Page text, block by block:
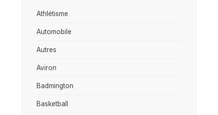
Athlétisme
Automobile
Autres
Aviron
Badmington
Basketball